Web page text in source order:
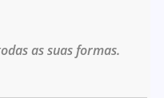
as suas formas.